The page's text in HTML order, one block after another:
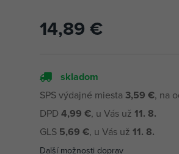
14,89 €
skladom
SPS výdajné miesta 3,59 €, na
DPD 4,99 €, u Vás už 11. 8.
GLS 5,69 €, u Vás už 11. 8.
Další možnosti doprav